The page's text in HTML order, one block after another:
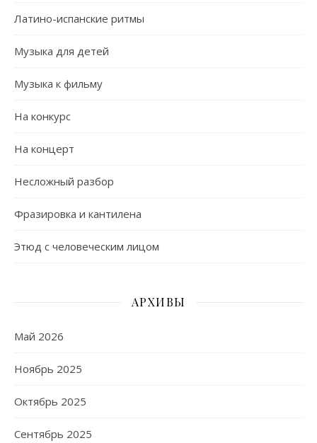
Латино-испанские ритмы
Музыка для детей
Музыка к фильму
На конкурс
На концерт
Несложный разбор
Фразировка и кантилена
Этюд с человеческим лицом
АРХИВЫ
Май 2026
Ноябрь 2025
Октябрь 2025
Сентябрь 2025